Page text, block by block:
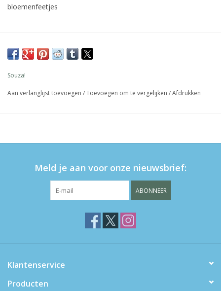
bloemenfeetjes
Souza!
Aan verlanglijst toevoegen /Toevoegen om te vergelijken /Afdrukken
Meld je aan voor onze nieuwsbrief:
ABONNEER
Klantenservice
Producten